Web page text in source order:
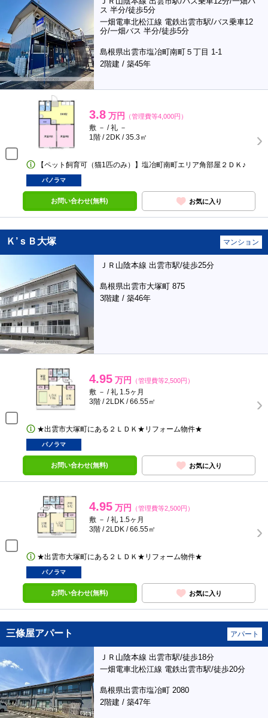
ス 半分/徒歩5分
一畑電車北松江線 電鉄出雲市駅/バス乗車12
分/一畑バス 半分/徒歩5分
島根県出雲市塩冶町南町５丁目 1-1
2階建 / 築45年
3.8 万円 （管理費等4,000円）
敷 － / 礼 －
1階 / 2DK / 35.3㎡
【ペット飼育可（猫1匹のみ）】塩冶町南町エリア角部屋２ＤＫ♪
パノラマ
お問い合わせ(無料) お気に入り
Ｋ’ｓＢ大塚 マンション
ＪＲ山陰本線 出雲市駅/徒歩25分
島根県出雲市大塚町 875
3階建 / 築46年
4.95 万円 （管理費等2,500円）
敷 － / 礼 1.5ヶ月
3階 / 2LDK / 66.55㎡
★出雲市大塚町にある２ＬＤＫ★リフォーム物件★
パノラマ
お問い合わせ(無料) お気に入り
4.95 万円 （管理費等2,500円）
敷 － / 礼 1.5ヶ月
3階 / 2LDK / 66.55㎡
★出雲市大塚町にある２ＬＤＫ★リフォーム物件★
パノラマ
お問い合わせ(無料) お気に入り
三條屋アパート アパート
ＪＲ山陰本線 出雲市駅/徒歩18分
一畑電車北松江線 電鉄出雲市駅/徒歩20分
島根県出雲市塩冶町 2080
2階建 / 築47年